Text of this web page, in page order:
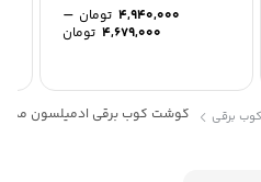
4,940,000 تومان –
4,679,000 تومانPrice
through
4,940,000
برقی گوشت کوب برقی ادمیلسون مدل HB112